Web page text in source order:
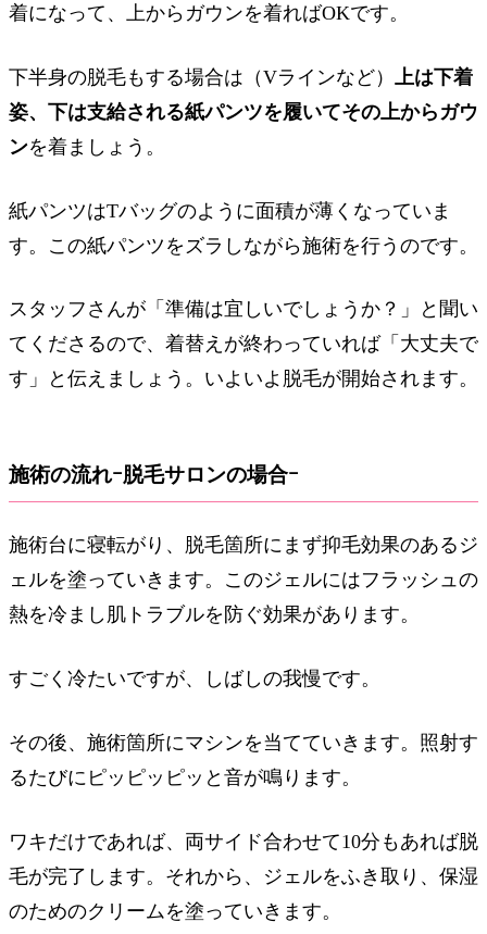
着になって、上からガウンを着ればOKです。
下半身の脱毛もする場合は（Vラインなど）
上は下着
姿、下は支給される紙パンツを履いてその上からガウ
ンを着ましょう。
紙パンツはTバッグのように面積が薄くなっていま
す。この紙パンツをズラしながら施術を行うのです。
スタッフさんが「準備は宜しいでしょうか？」と聞い
てくださるので、着替えが終わっていれば「大丈夫で
す」と伝えましょう。いよいよ脱毛が開始されます。
施術の流れｰ脱毛サロンの場合ｰ
施術台に寝転がり、脱毛箇所にまず抑毛効果のあるジ
ェルを塗っていきます。このジェルにはフラッシュの
熱を冷まし肌トラブルを防ぐ効果があります。
すごく冷たいですが、しばしの我慢です。
その後、施術箇所にマシンを当てていきます。照射す
るたびにピッピッピッと音が鳴ります。
ワキだけであれば、両サイド合わせて10分もあれば脱
毛が完了します。それから、ジェルをふき取り、保湿
のためのクリームを塗っていきます。